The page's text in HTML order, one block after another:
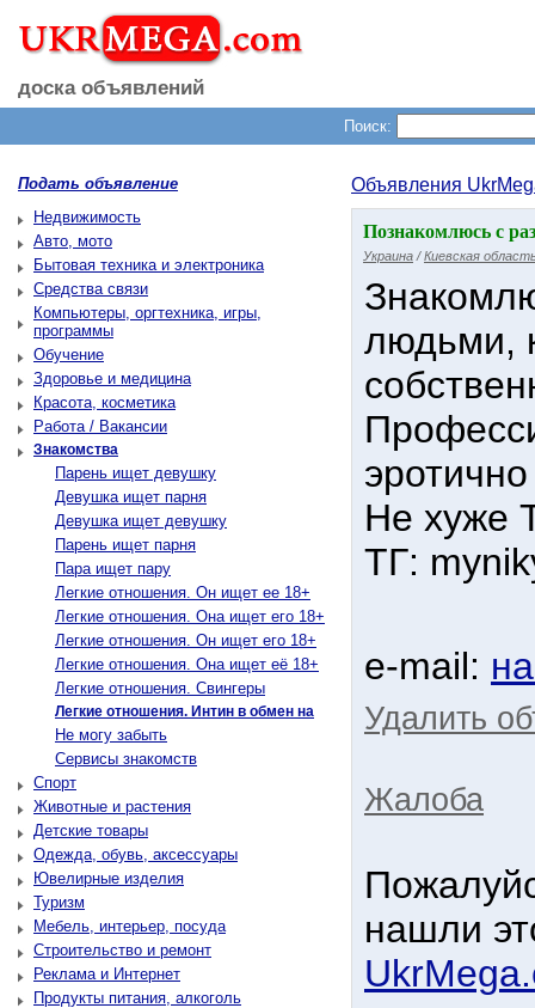
доска объявлений
Поиск:
Подать объявление
Недвижимость
Авто, мото
Бытовая техника и электроника
Средства связи
Компьютеры, оргтехника, игры,
программы
Обучение
Здоровье и медицина
Красота, косметика
Работа / Вакансии
Знакомства
Парень ищет девушку
Девушка ищет парня
Девушка ищет девушку
Парень ищет парня
Пара ищет пару
Легкие отношения. Он ищет ее 18+
Легкие отношения. Она ищет его 18+
Легкие отношения. Он ищет его 18+
Легкие отношения. Она ищет её 18+
Легкие отношения. Свингеры
Легкие отношения. Интин в обмен на
Не могу забыть
Сервисы знакомств
Спорт
Животные и растения
Детские товары
Одежда, обувь, аксессуары
Ювелирные изделия
Туризм
Мебель, интерьер, посуда
Строительство и ремонт
Реклама и Интернет
Продукты питания, алкоголь
Объявления
Познакомлюсь с
Украина /Киевская
людьми,
Не хуже
ТГ:
e-mail:
Удалить
Жалоба
нашли